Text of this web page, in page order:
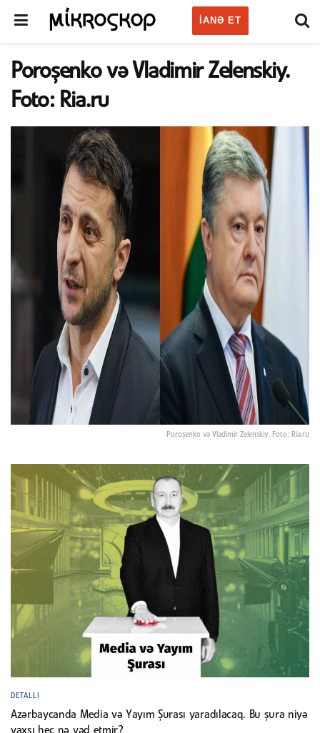
IANƏ ET
Poroşenko və Vladimir Zelenskiy.
Foto: Ria.ru
Poroşenko və Vladimir Zelenskiy. Foto: Ria.ru
DETALLI
Azərbaycanda Media və Yayım Şurası yaradılacaq. Bu şura niyə
yaxşı heç nə vəd etmir?